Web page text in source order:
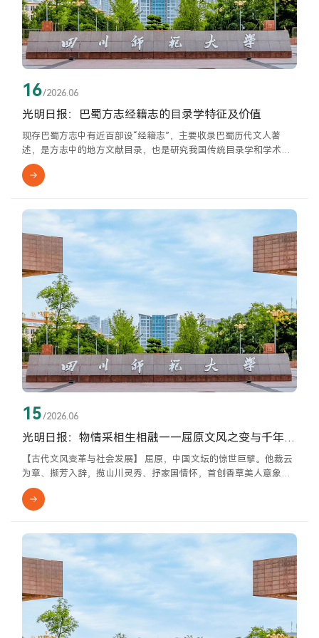
16/2026.06
光明日报：巴蜀方志经籍志的目录学特征及价值
现存巴蜀方志中有近百部设“经籍志”，主要收录巴蜀历代文人著
述，是方志中的地方文献目录，也是研究我国传统目录学和学术史
的重要资料。对巴蜀方志经籍志的目录学特征及价值作出考察研
究，是一个有助于传承中华优秀传统文化的学术课题。多样化的编
视为新志，因袭指新志编修时以旧志为基础，抄录旧志内容，并增
减书目。...
15/2026.06
光明日报：物情采相生相融——屈原文风之变与千年流响
【古代文风变革与社会发展】 屈原，中国文坛的惊世巨擘。他裁云
为章、撷芳入辞，揽山川灵秀、抒家国情怀，首创香草美人意象。
他以灵活参差的句式、抑扬顿挫的语言、奇幻瑰丽的想象，将一己
之情升华为家国之思，织就惊才绝艳的楚辞，与《诗经》共同铸成
文学风貌，卓然高标，“衣被”百代，深刻影响着后世文人的精神品
格与审美意趣。...